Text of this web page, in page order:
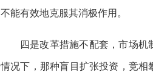
不能有效地克服其消极作用。
四是改革措施不配套，市场
情况下，那种盲目扩张投资，竞